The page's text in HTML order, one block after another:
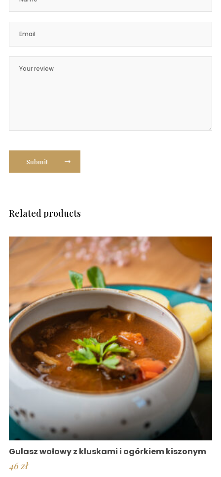
Submit
Related products
Gulasz wołowy z kluskami i ogórkiem kiszonym
46zł